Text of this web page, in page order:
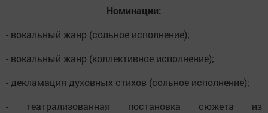
Номинации:
- вокальный жанр (сольное исполнение);
- вокальный жанр (коллективное исполнение);
- декламация духовных стихов (сольное исполнение);
- театрализованная постановка сюжета из